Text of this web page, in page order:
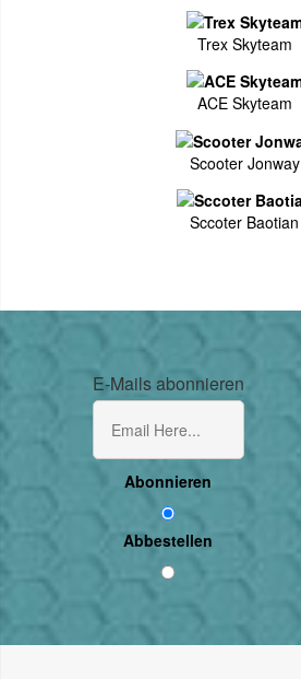
Trex Skyteam
ACE Skyteam
Scooter Jonway
Sccoter Baotian
E-Mails abonnieren
Abonnieren
Abbestellen